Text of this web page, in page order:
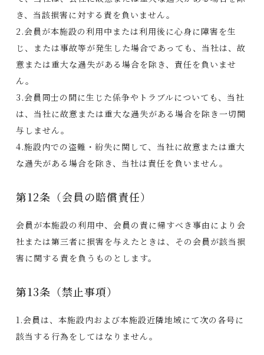
き、当該損害に対する責を負いません。
2.会員が本施設の利用中または利用後に心身に障害を生
じ、または事故等が発生した場合であっても、当社は、故
意または重大な過失がある場合を除き、責任を負いませ
ん。
3.会員同士の間に生じた係争やトラブルについても、当社
は、当社に故意または重大な過失がある場合を除き一切関
与しません。
4.施設内での盗難・紛失に関して、当社に故意または重大
な過失がある場合を除き、当社は責任を負いません。
第12条（会員の賠償責任）
会員が本施設の利用中、会員の責に帰すべき事由により会
社または第三者に損害を与えたときは、その会員が該当損
害に関する責を負うものとします。
第13条（禁止事項）
1.会員は、本施設内および本施設近隣地域にて次の各号に
該当する行為をしてはなりません。